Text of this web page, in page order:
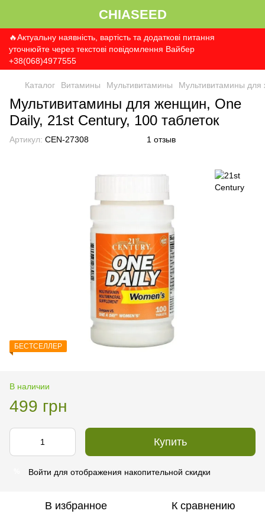
CHIASEED
🔥Актуальну наявність, вартість та додаткові питання
уточнюйте через текстові повідомлення Вайбер
+38(068)4977555
Каталог Витамины Мультивитамины Мультивитамины
Мультивитамины для женщин, One
Daily, 21st Century, 100 таблеток
Артикул: CEN-27308 1 отзыв
БЕСТСЕЛЛЕР
В наличии
499 грн
Купить
Войти для отображения накопительной скидки
В избранное К сравнению